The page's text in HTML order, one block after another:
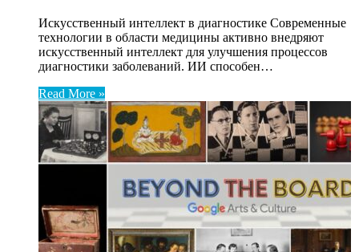
Искусственный интеллект в диагностике Современные
технологии в области медицины активно внедряют
искусственный интеллект для улучшения процессов
диагностики заболеваний. ИИ способен…
Read More »